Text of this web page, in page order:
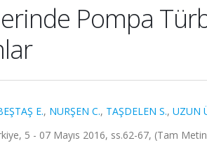
Pompa
E., NURŞEN C., TAŞDELEN S., UZUN
5 - 07 Mayıs 2016, ss.62-67, (Tam